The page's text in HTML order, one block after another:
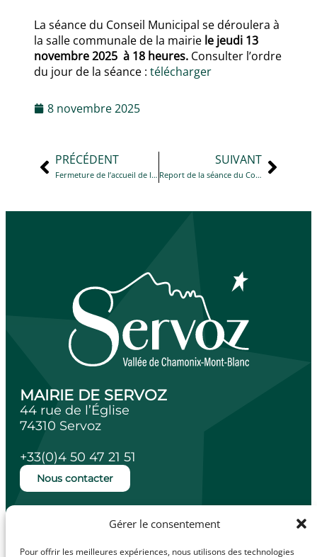
Gérer le consentement
Pour offrir les meilleures expériences, nous utilisons des technologies
La séance du Conseil Municipal se déroulera à
la salle communale de la mairie le jeudi 13
novembre 2025 à 18 heures. Consulter l’ordre
du jour de la séance : télécharger
8 novembre 2025
PRÉCÉDENT
Fermeture de l’accueil de la mairie pour la semaine du 3 au 9 novembre
SUIVANT
Report de la séance du Conseil Municipal du jeudi 13 novembre 2025
MAIRIE DE SERVOZ
44 rue de l’Église
74310 Servoz
+33(0)4 50 47 21 51
Nous contacter
Lundi, mardi, jeudi et vendredi de 14h à